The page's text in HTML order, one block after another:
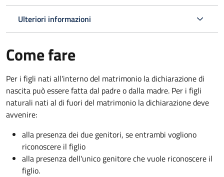
Ulteriori informazioni
Come fare
Per i figli nati all'interno del matrimonio la dichiarazione di
nascita può essere fatta dal padre o dalla madre. Per i figli
naturali nati al di fuori del matrimonio la dichiarazione deve
avvenire:
alla presenza dei due genitori, se entrambi vogliono
riconoscere il figlio
alla presenza dell'unico genitore che vuole riconoscere il
figlio.